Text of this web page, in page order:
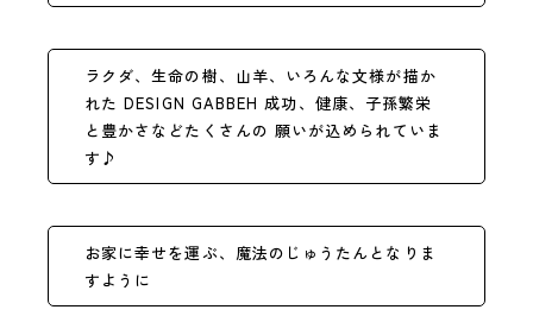
ラクダ、生命の樹、山羊、いろんな文様が描か
れた DESIGN GABBEH 成功、健康、子孫繁栄
と豊かさなどたくさんの 願いが込められていま
す♪
お家に幸せを運ぶ、魔法のじゅうたんとなりま
すように